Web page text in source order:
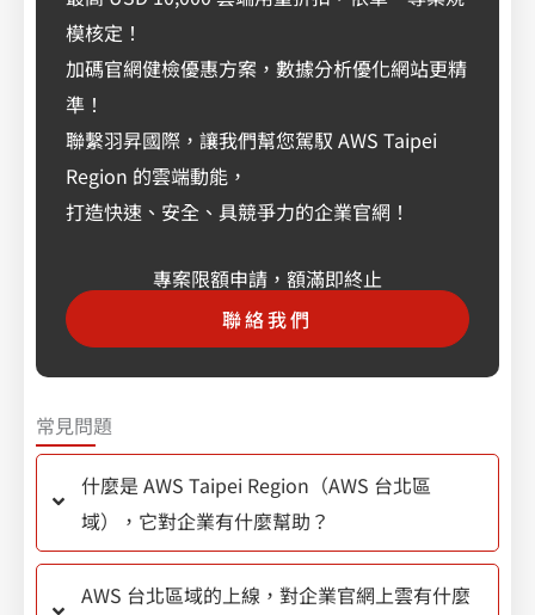
模核定！
加碼官網健檢優惠方案，數據分析優化網站更精
準！
聯繫羽昇國際，讓我們幫您駕馭 AWS Taipei
Region 的雲端動能，
打造快速、安全、具競爭力的企業官網！
專案限額申請，額滿即終止
聯絡我們
常見問題
什麼是 AWS Taipei Region（AWS 台北區
域），它對企業有什麼幫助？
AWS 台北區域的上線，對企業官網上雲有什麼